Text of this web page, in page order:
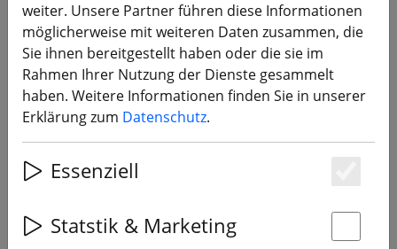
GEPRC Vapor D5 Analog FPV
Drohne 2.4GHz ELRS
weiter. Unsere Partner führen diese Informationen
möglicherweise mit weiteren Daten zusammen, die
Sie ihnen bereitgestellt haben oder die sie im
Rahmen Ihrer Nutzung der Dienste gesammelt
haben. Weitere Informationen finden Sie in unserer
Erklärung zum Datenschutz.
Essenziell
Statstik & Marketing